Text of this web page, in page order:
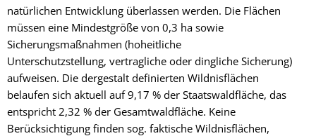
natürlichen Entwicklung überlassen werden. Die Flächen
müssen eine Mindestgröße von 0,3 ha sowie
Sicherungsmaßnahmen (hoheitliche
Unterschutzstellung, vertragliche oder dingliche Sicherung)
aufweisen. Die dergestalt definierten Wildnisflächen
belaufen sich aktuell auf 9,17 % der Staatswaldfläche, das
entspricht 2,32 % der Gesamtwaldfläche. Keine
Berücksichtigung finden sog. faktische Wildnisflächen,